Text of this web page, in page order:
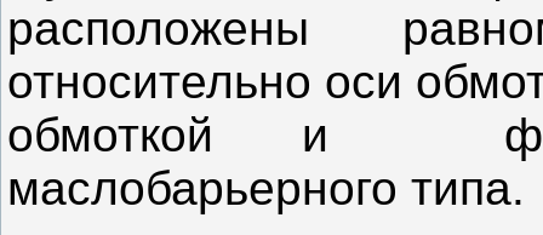
расположены
относительно оси
обмоткой и
маслобарьерного типа.